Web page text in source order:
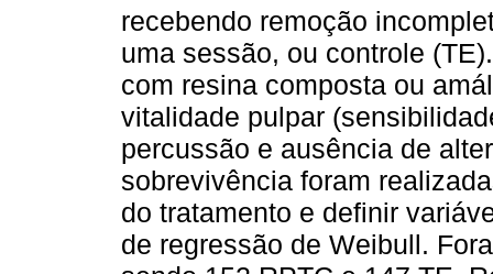
recebendo remoção
uma sessão, ou controle
com resina composta ou
vitalidade pulpar
percussão e ausência de
sobrevivência foram
do tratamento e definir
de regressão de Weibull.